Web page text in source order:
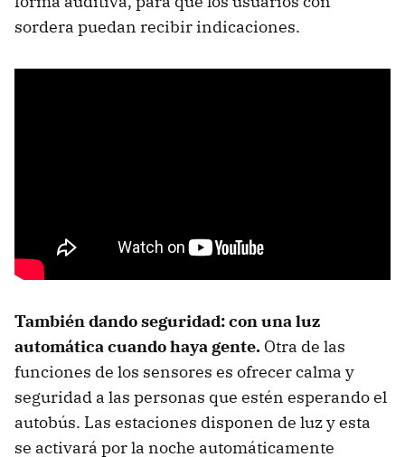
sordera puedan recibir indicaciones.
También dando seguridad: con una luz
automática cuando haya gente. Otra de las
funciones de los sensores es ofrecer calma y
seguridad a las personas que estén esperando el
autobús. Las estaciones disponen de luz y esta
se activará por la noche automáticamente